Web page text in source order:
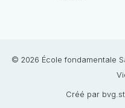
© 2026 École fondamentale
Créé par